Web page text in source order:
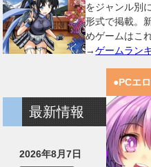
をジャンル別
形式で掲載。
めゲームはこ
→ゲームラン
●PCエ
最新情報
2026年8月7日